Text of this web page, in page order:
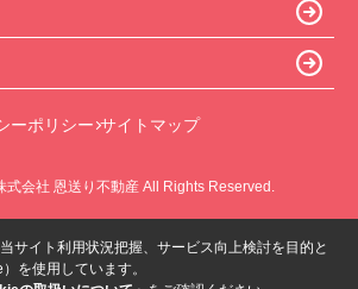
ーポリシー サイトマップ
式会社 恩送り不動産 All Rights Reserved.
サイト利用状況把握、サービス向上検討を目的と
を使用しています。